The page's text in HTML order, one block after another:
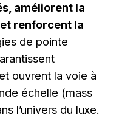
améliorent la
et renforcent la
de pointe
ouvrent la voie à
échelle (mass
l’univers du luxe.